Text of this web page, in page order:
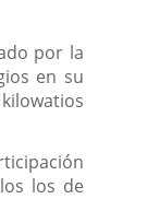
por la
en su
los de